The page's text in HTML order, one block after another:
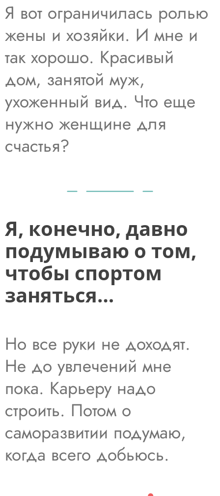
Я вот ограничилась ролью
жены и хозяйки. И мне и
так хорошо. Красивый
дом, занятой муж,
ухоженный вид. Что еще
нужно женщине для
счастья?
Я, конечно, давно
подумываю о том,
чтобы спортом
заняться…
Но все руки не доходят.
Не до увлечений мне
пока. Карьеру надо
строить. Потом о
саморазвитии подумаю,
когда всего добьюсь.